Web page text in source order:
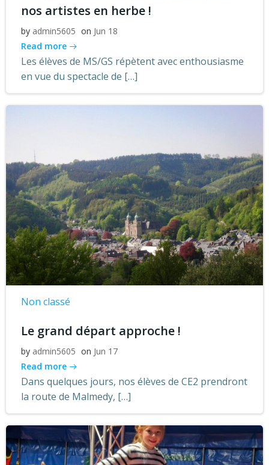
nos artistes en herbe !
by admin5605 on Jun 18
Read more
Les élèves de MS/GS répètent avec enthousiasme
en vue du spectacle de […]
Non classé
Le grand départ approche !
by admin5605 on Jun 17
Read more
Dans quelques jours, nos élèves de CE2 prendront
la route de Malmedy, […]